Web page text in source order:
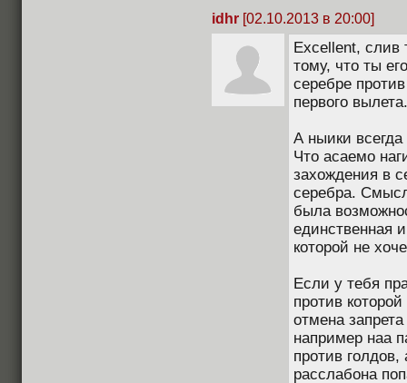
idhr [02.10.2013 в 20:00]
Excellent, cлив
тому, что ты
серебре
первого вылета.
А ныики всегда
Что асаемо
захождения в
серебра.
была
единственная
которой не
Если у тебя
против
отмена
например наа
против
расслабона